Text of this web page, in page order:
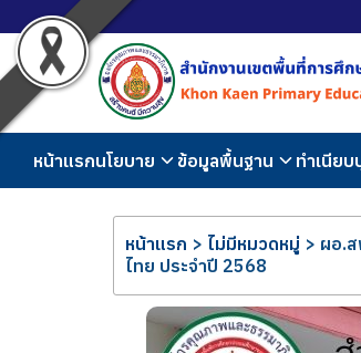
หน้าแรกนโยบาย ข้อมูลพื้นฐาน ทำเนียบ
หน้าแรก > ไม่มีหมวดหมู่ > ผอ.ส
ไทย ประจำปี 2568